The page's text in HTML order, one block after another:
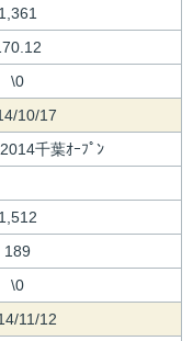
1,361
\0
10/17
千葉ｵｰﾌﾟﾝ
1,512
189
\0
11/12